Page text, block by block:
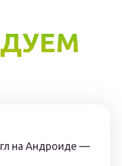
на Андроиде —